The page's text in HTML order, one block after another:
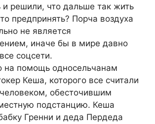
и решили, что дальше так жить
предпринять? Порча воздуха
не является
иначе бы в мире давно
соцсети.
на помощь односельчанам
Кеша, которого все считали
обесточившим
подстанцию. Кеша
Гренни и деда Пердеда